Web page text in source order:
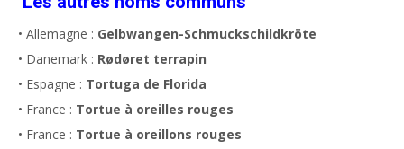
• Allemagne : Gelbwangen-Schmuckschildkröte
• Danemark : Rødøret terrapin
• Espagne : Tortuga de Florida
• France : Tortue à oreilles rouges
• France : Tortue à oreillons rouges